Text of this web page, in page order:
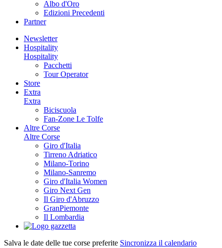
Albo d'Oro
Edizioni Precedenti
Partner
Newsletter
Hospitality
Hospitality
Pacchetti
Tour Operator
Store
Extra
Extra
Biciscuola
Fan-Zone Le Tolfe
Altre Corse
Altre Corse
Giro d'Italia
Tirreno Adriatico
Milano-Torino
Milano-Sanremo
Giro d'Italia Women
Giro Next Gen
Il Giro d'Abruzzo
GranPiemonte
Il Lombardia
Salva le date delle tue corse preferite Sincronizza il calendario